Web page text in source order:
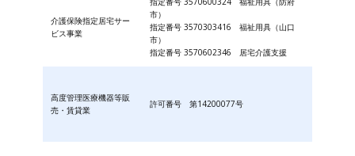
介護保険指定居宅サー
ビス事業
市）
指定番号 3570303416 福祉用具（山口
市）
指定番号 3570602346 居宅介護支援
高度管理医療機器等販
売・賃貸業
許可番号 第14200077号